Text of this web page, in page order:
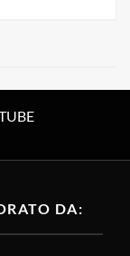
DA: